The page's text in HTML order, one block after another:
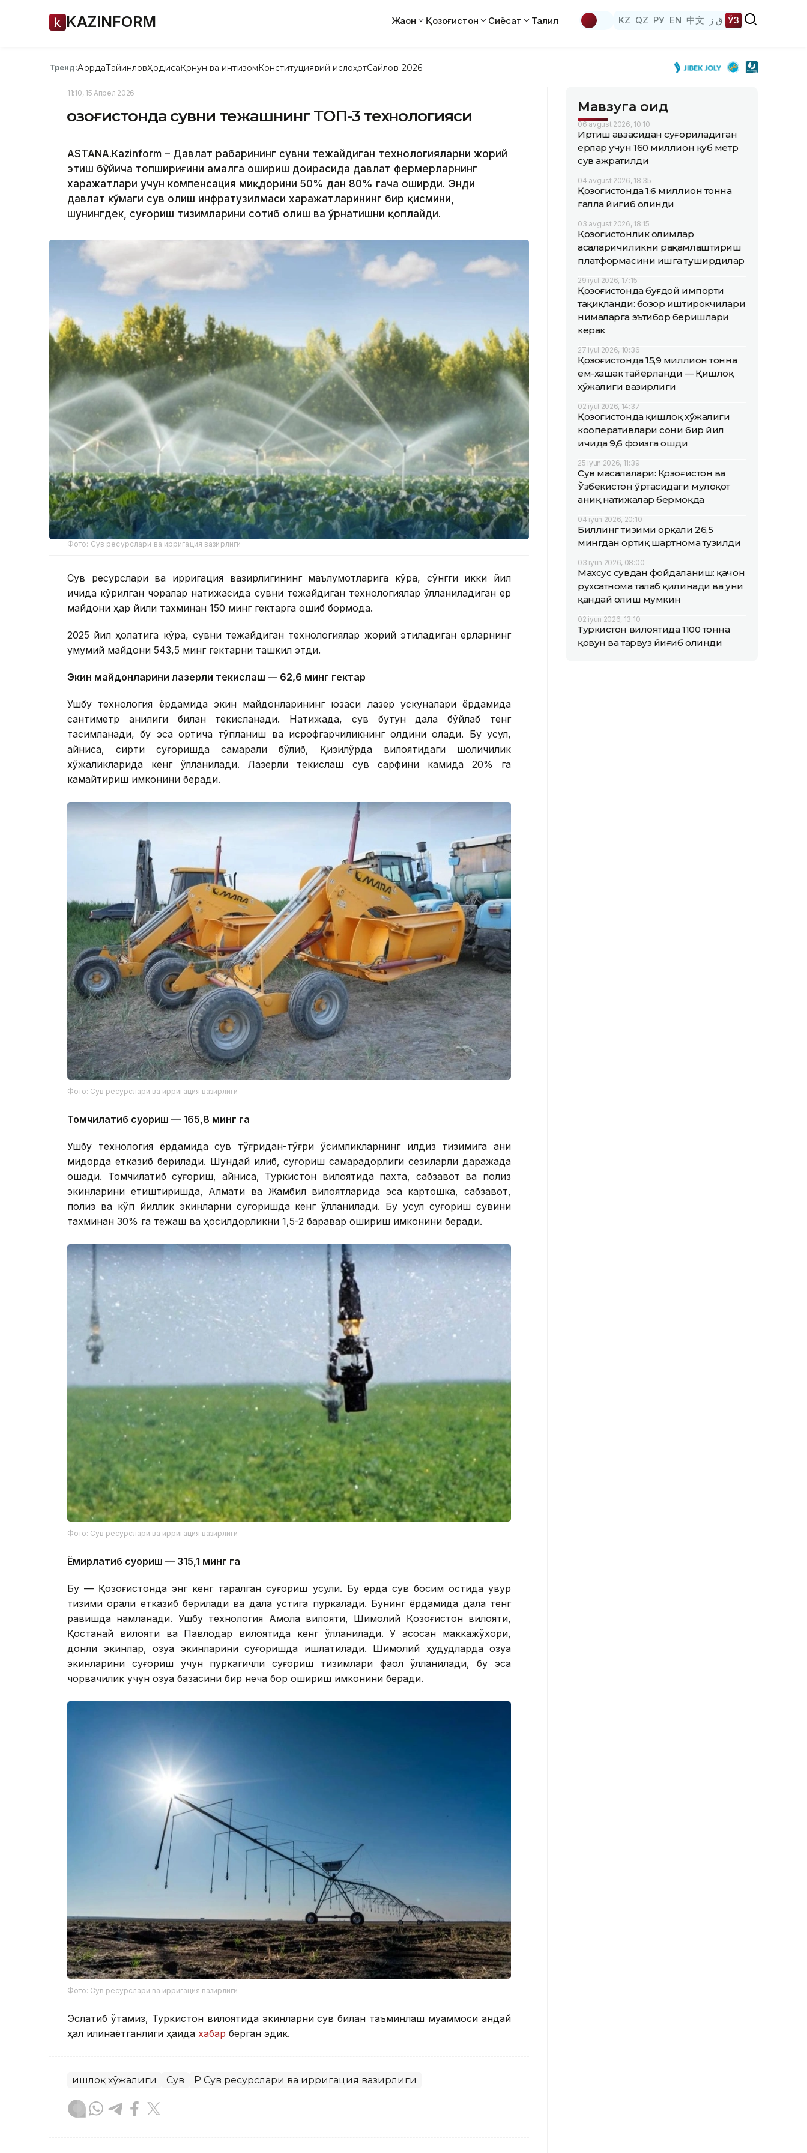
KAZINFORM Жаҳон Қозоғистон Сиёсат Таҳлил KZ QZ РУ EN 中文 ق ز ЎЗ
Тренд:АқордаТайинловҲодисаҚонун ва интизомКонституциявий ислоҳотСайлов-2026
11:10, 15 Апрел 2026
Қозоғистонда сувни тежашнинг ТОП-3 технологияси
ASTANА.Кazinform – Давлат раҳбарининг сувни тежайдиган технологияларни жорий
этиш бўйича топшириғини амалга ошириш доирасида давлат фермерларнинг
харажатлари учун компенсация миқдорини 50% дан 80% гача оширди. Энди
давлат кўмаги сув олиш инфратузилмаси харажатларининг бир қисмини,
шунингдек, суғориш тизимларини сотиб олиш ва ўрнатишни қоплайди.
Фото: Сув ресурслари ва ирригация вазирлиги
Сув ресурслари ва ирригация вазирлигининг маълумотларига кўра, сўнгги икки йил
ичида кўрилган чоралар натижасида сувни тежайдиган технологиялар қўлланиладиган ер
майдони ҳар йили тахминан 150 минг гектарга ошиб бормоқда.
2025 йил ҳолатига кўра, сувни тежайдиган технологиялар жорий этиладиган ерларнинг
умумий майдони 543,5 минг гектарни ташкил этди.
Экин майдонларини лазерли текислаш — 62,6 минг гектар
Ушбу технология ёрдамида экин майдонларининг юзаси лазер ускуналари ёрдамида
сантиметр аниқлиги билан текисланади. Натижада, сув бутун дала бўйлаб тенг
тақсимланади, бу эса ортиқча тўпланиш ва исрофгарчиликнинг олдини олади. Бу усул,
айниқса, сиртқи суғоришда самарали бўлиб, Қизилўрда вилоятидаги шоличилик
хўжаликларида кенг қўлланилади. Лазерли текислаш сув сарфини камида 20% га
камайтириш имконини беради.
Фото: Сув ресурслари ва ирригация вазирлиги
Томчилатиб суғориш — 165,8 минг га
Ушбу технология ёрдамида сув тўғридан-тўғри ўсимликларнинг илдиз тизимига аниқ
миқдорда етказиб берилади. Шундай қилиб, суғориш самарадорлиги сезиларли даражада
ошади. Томчилатиб суғориш, айниқса, Туркистон вилоятида пахта, сабзавот ва полиз
экинларини етиштиришда, Алмати ва Жамбил вилоятларида эса картошка, сабзавот,
полиз ва кўп йиллик экинларни суғоришда кенг қўлланилади. Бу усул суғориш сувини
тахминан 30% га тежаш ва ҳосилдорликни 1,5-2 баравар ошириш имконини беради.
Фото: Сув ресурслари ва ирригация вазирлиги
Ёмғирлатиб суғориш — 315,1 минг га
Бу — Қозоғистонда энг кенг тарқалган суғориш усули. Бу ерда сув босим остида қувур
тизими орқали етказиб берилади ва дала устига пуркалади. Бунинг ёрдамида дала тенг
равишда намланади. Ушбу технология Ақмола вилояти, Шимолий Қозоғистон вилояти,
Қостанай вилояти ва Павлодар вилоятида кенг қўлланилади. У асосан маккажўхори,
донли экинлар, озуқа экинларини суғоришда ишлатилади. Шимолий ҳудудларда озуқа
экинларини суғориш учун пуркагичли суғориш тизимлари фаол қўлланилади, бу эса
чорвачилик учун озуқа базасини бир неча бор ошириш имконини беради.
Фото: Сув ресурслари ва ирригация вазирлиги
Эслатиб ўтамиз, Туркистон вилоятида экинларни сув билан таъминлаш муаммоси қандай
ҳал қилинаётганлиги ҳақида хабар берган эдик.
Қишлоқ хўжалиги Сув ҚР Сув ресурслари ва ирригация вазирлиги
Мавзуга оид
06 avgust 2026, 10:10
Иртиш ҳавзасидан суғориладиган
ерлар учун 160 миллион куб метр
сув ажратилди
04 avgust 2026, 18:35
Қозоғистонда 1,6 миллион тонна
ғалла йиғиб олинди
03 avgust 2026, 18:15
Қозоғистонлик олимлар
асаларичиликни рақамлаштириш
платформасини ишга туширдилар
29 iyul 2026, 17:15
Қозоғистонда буғдой импорти
тақиқланди: бозор иштирокчилари
нималарга эътибор беришлари
керак
27 iyul 2026, 10:36
Қозоғистонда 15,9 миллион тонна
ем-хашак тайёрланди — Қишлоқ
хўжалиги вазирлиги
02 iyul 2026, 14:37
Қозоғистонда қишлоқ хўжалиги
кооперативлари сони бир йил
ичида 9,6 фоизга ошди
25 iyun 2026, 11:39
Сув масалалари: Қозоғистон ва
Ўзбекистон ўртасидаги мулоқот
аниқ натижалар бермоқда
04 iyun 2026, 20:10
Биллинг тизими орқали 26,5
мингдан ортиқ шартнома тузилди
03 iyun 2026, 08:00
Махсус сувдан фойдаланиш: қачон
рухсатнома талаб қилинади ва уни
қандай олиш мумкин
02 iyun 2026, 13:10
Туркистон вилоятида 1100 тонна
қовун ва тарвуз йиғиб олинди